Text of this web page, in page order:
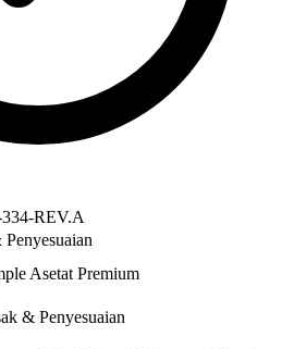
REV.A
Asetat Premium
& Penyesuaian